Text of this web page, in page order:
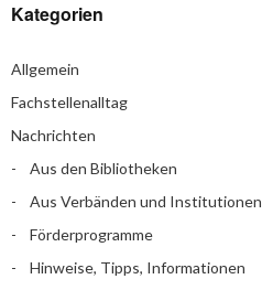
Kategorien
Allgemein
Fachstellenalltag
Nachrichten
Aus den Bibliotheken
Aus Verbänden und Institutionen
Förderprogramme
Hinweise, Tipps, Informationen